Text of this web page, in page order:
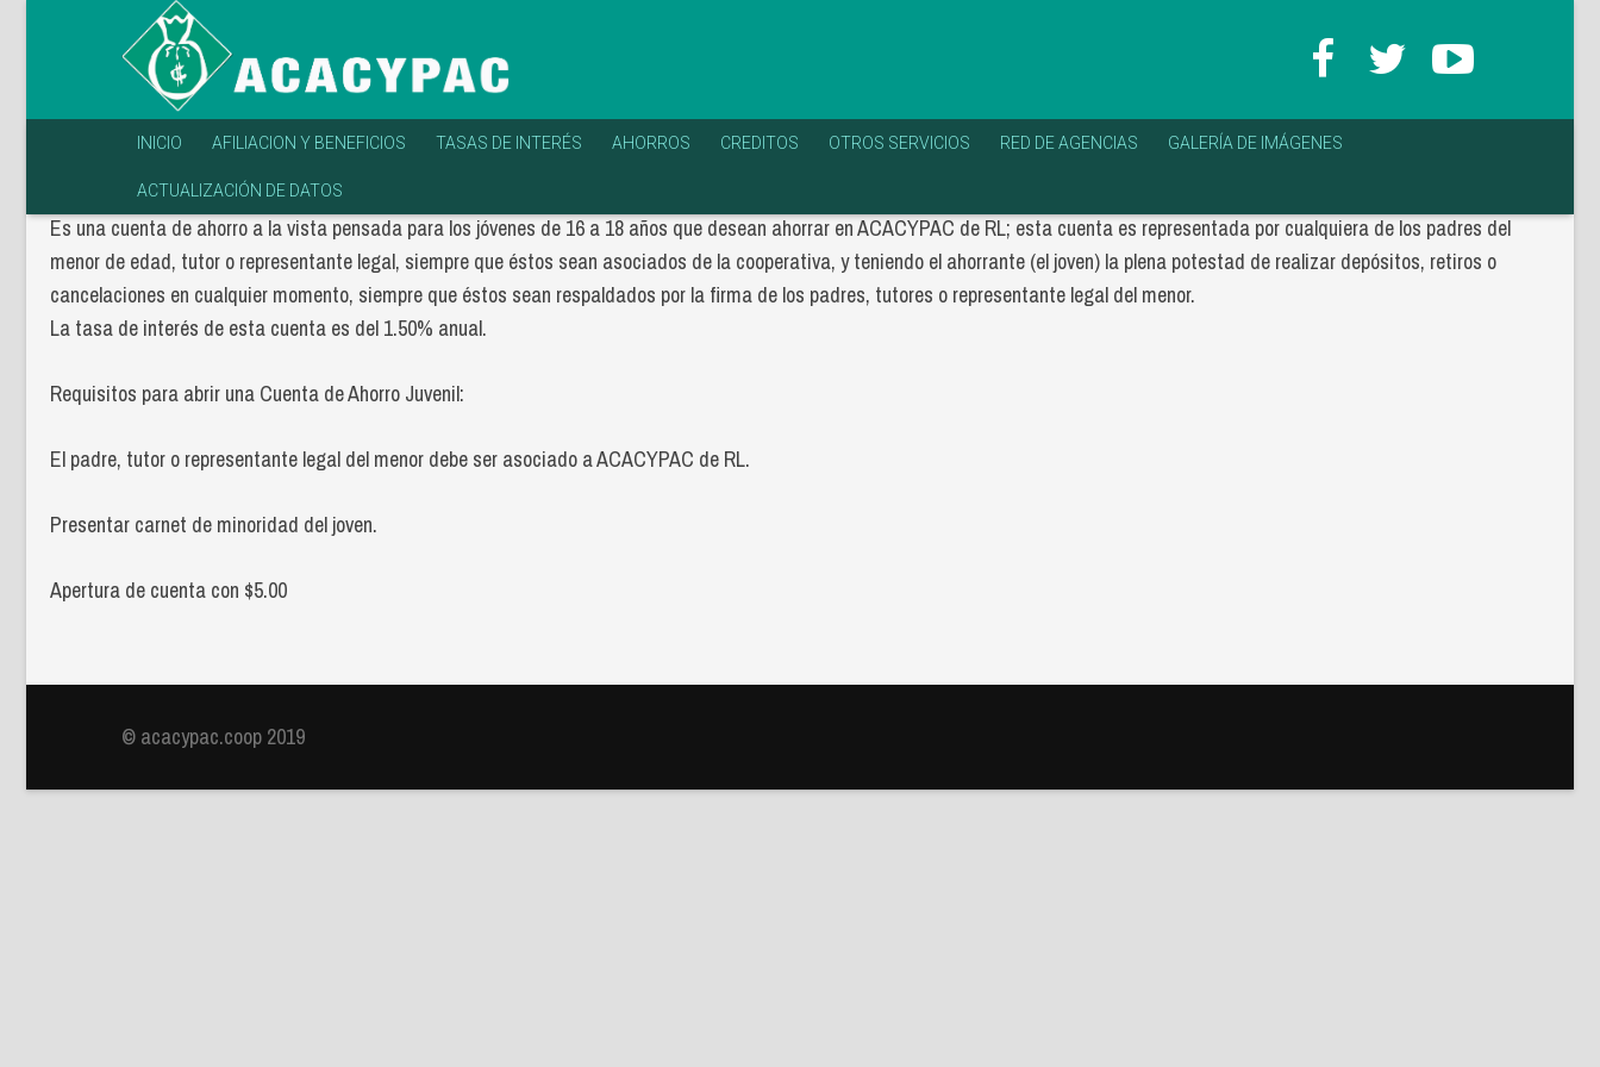
INICIO AFILIACION Y BENEFICIOS TASAS DE INTERÉS AHORROS CREDITOS OTROS SERVICIOS RED DE AGENCIAS GALERÍA DE IMÁGENES
ACTUALIZACIÓN DE DATOS
Es una cuenta de ahorro a la vista pensada para los jóvenes de 16 a 18 años que desean ahorrar en ACACYPAC de RL; esta cuenta es representada por cualquiera de los padres del
menor de edad, tutor o representante legal, siempre que éstos sean asociados de la cooperativa, y teniendo el ahorrante (el joven) la plena potestad de realizar depósitos, retiros o
cancelaciones en cualquier momento, siempre que éstos sean respaldados por la firma de los padres, tutores o representante legal del menor.
La tasa de interés de esta cuenta es del 1.50% anual.
Requisitos para abrir una Cuenta de Ahorro Juvenil:
El padre, tutor o representante legal del menor debe ser asociado a ACACYPAC de RL.
Presentar carnet de minoridad del joven.
Apertura de cuenta con $5.00
© acacypac.coop 2019